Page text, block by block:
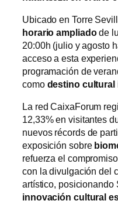
Ubicado en Torre
horario ampliadode
20:00h (julio y agosto
acceso a esta
programación de
como destino cultural
La red CaixaForum
12,33% en visitantes
nuevos récords de
exposición sobre
refuerza el
con la divulgación del
artístico, posicionando
innovación cultural